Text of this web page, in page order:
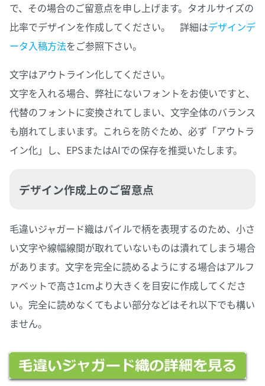
で、その場合のご留意点を申し上げます。タオルサイズの
比率でデザインを作成してください。 詳細はデザインデ
ータ入稿方法をご参照下さい。
文字はアウトライン化してください。
文字を入れる場合、弊社にないフォントをお使いですと、
代替のフォントに変換されてしまい、文字全体のバランス
も崩れてしまいます。これらを防ぐため、必ず「アウトラ
イン化」し、EPSまたはAIでの保存を推奨いたします。
デザイン作成上のご留意点
毛違いジャガード織はパイルで柄を表現するのため、小さ
い文字や線幅線間が取れていないものは潰れてしまう場合
があります。文字を完全に読めるようにする場合はアルフ
ァベットで高さ1cmより大きくを目安に作成してくださ
い。完全に読めなくてもよい部分などはそれ以下でも構い
ません。